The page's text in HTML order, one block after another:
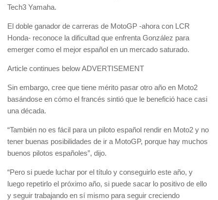
Tech3 Yamaha.
El doble ganador de carreras de MotoGP -ahora con LCR
Honda- reconoce la dificultad que enfrenta González para
emerger como el mejor español en un mercado saturado.
Article continues belowADVERTISEMENT
Sin embargo, cree que tiene mérito pasar otro año en Moto2
basándose en cómo el francés sintió que le benefició hace casi
una década.
“También no es fácil para un piloto español rendir en Moto2 y no
tener buenas posibilidades de ir a MotoGP, porque hay muchos
buenos pilotos españoles”, dijo.
“Pero si puede luchar por el título y conseguirlo este año, y
luego repetirlo el próximo año, si puede sacar lo positivo de ello
y seguir trabajando en sí mismo para seguir creciendo